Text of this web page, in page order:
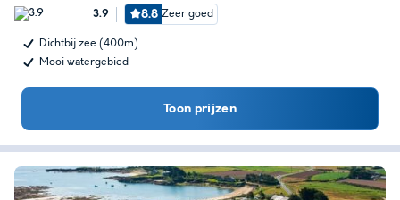
3.9 8.8 Zeer goed
Dichtbij zee (400m)
Mooi watergebied
Toon prijzen